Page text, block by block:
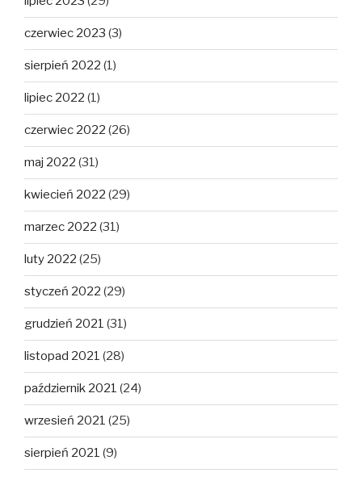
czerwiec 2023 (3)
sierpień 2022 (1)
lipiec 2022 (1)
czerwiec 2022 (26)
maj 2022 (31)
kwiecień 2022 (29)
marzec 2022 (31)
luty 2022 (25)
styczeń 2022 (29)
grudzień 2021 (31)
listopad 2021 (28)
październik 2021 (24)
wrzesień 2021 (25)
sierpień 2021 (9)